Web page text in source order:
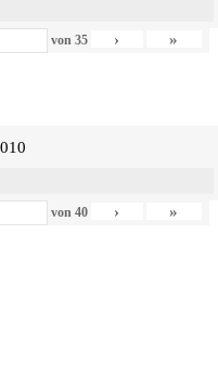
von 35 › »
von 40 › »